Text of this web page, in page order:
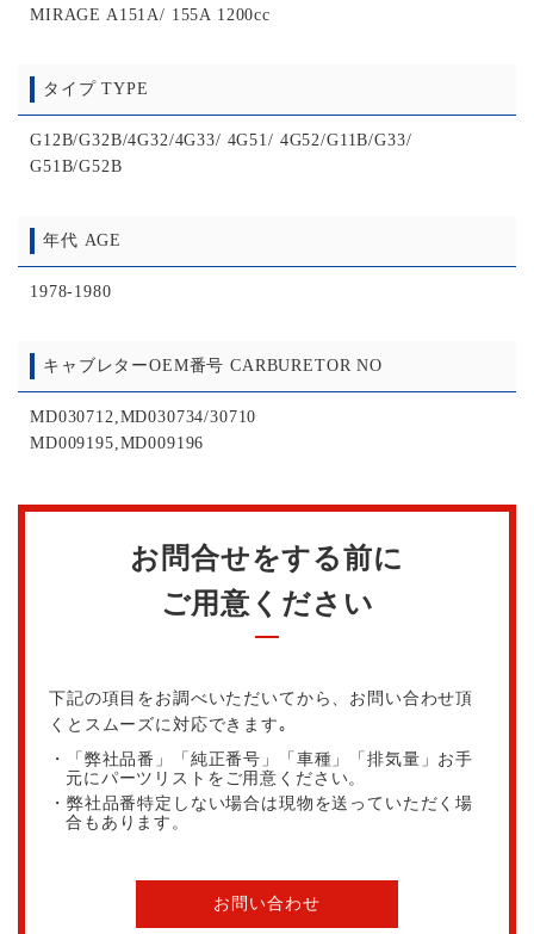
MIRAGE A151A/ 155A 1200cc
タイプ TYPE
G12B/G32B/4G32/4G33/ 4G51/ 4G52/G11B/G33/
G51B/G52B
年代 AGE
1978-1980
キャブレターOEM番号 CARBURETOR NO
MD030712,MD030734/30710
MD009195,MD009196
お問合せをする前に
ご用意ください
下記の項目をお調べいただいてから、お問い合わせ頂
くとスムーズに対応できます｡
・「弊社品番」「純正番号」「車種」「排気量」お手
元にパーツリストをご用意ください。
・弊社品番特定しない場合は現物を送っていただく場
合もあります。
お問い合わせ